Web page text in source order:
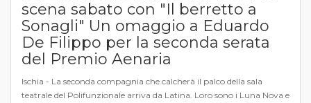
scena sabato con "Il berretto a
Sonagli" Un omaggio a Eduardo
De Filippo per la seconda serata
del Premio Aenaria
Ischia - La seconda compagnia che calcherà il palco della sala
teatrale del Polifunzionale arriva da Latina. Loro sono i Luna Nova e